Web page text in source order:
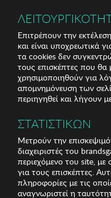
Για
(Δευτέρα έως Παρασκευή
Επιτρέπουν την
και είναι υποχρεωτικά
τα cookies δεν
τους επισκέπτες που
χρησιμοποιηθούν για
απομνημόνευση των
περιηγηθεί και λήγουν
ΣΤΑΤΙΣΤΙΚΩΝ
Μετρούν την
διαχειριστές του
περιεχόμενο του site, με
για τους επισκέπτες.
πληροφορίες με τις
αναγνωριστεί η